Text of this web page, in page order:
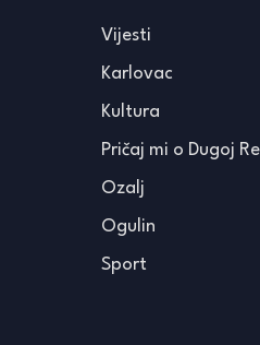
Vijesti
Karlovac
Kultura
Pričaj mi o Dugoj
Ozalj
Ogulin
Sport